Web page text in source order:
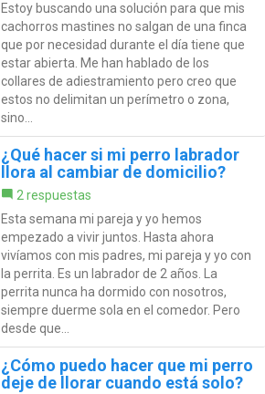
Estoy buscando una solución para que mis
cachorros mastines no salgan de una finca
que por necesidad durante el día tiene que
estar abierta. Me han hablado de los
collares de adiestramiento pero creo que
estos no delimitan un perímetro o zona,
sino...
¿Qué hacer si mi perro labrador
llora al cambiar de domicilio?
2 respuestas
Esta semana mi pareja y yo hemos
empezado a vivir juntos. Hasta ahora
vivíamos con mis padres, mi pareja y yo con
la perrita. Es un labrador de 2 años. La
perrita nunca ha dormido con nosotros,
siempre duerme sola en el comedor. Pero
desde que...
¿Cómo puedo hacer que mi perro
deje de llorar cuando está solo?